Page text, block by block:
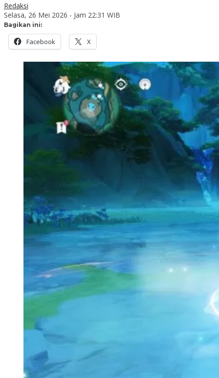
Redaksi
Selasa, 26 Mei 2026 - Jam 22:31 WIB
Bagikan ini:
Facebook X